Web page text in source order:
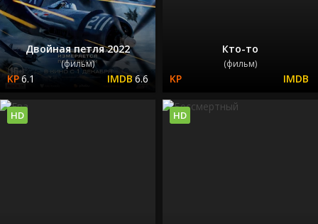
Двойная петля 2022
(фильм)
6.1 6.6
Кто-то
(фильм)
HD HD